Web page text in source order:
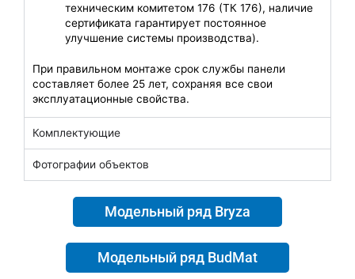
техническим комитетом 176 (ТК 176), наличие
сертификата гарантирует постоянное
улучшение системы производства).
При правильном монтаже срок службы панели
составляет более 25 лет, сохраняя все свои
эксплуатационные свойства.
Комплектующие
Фотографии объектов
Модельный ряд Bryza
Модельный ряд BudMat